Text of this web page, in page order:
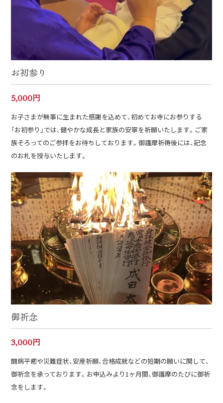
お初参り
5,000円
お子さまが無事に生まれた感謝を込めて、初めてお寺にお参りする
「お初参り」では、健やかな成長と家族の安寧を祈願いたします。ご家
族そろってのご参拝をお待ちしております。御護摩祈祷後には、記念
のお札を授与いたします。
御祈念
3,000円
闘病平癒や災難症状、安産祈願、合格成就などの短期の願いに関して、
御祈念を承っております。お申込みより1ヶ月間、御護摩のたびに御祈
念をします。